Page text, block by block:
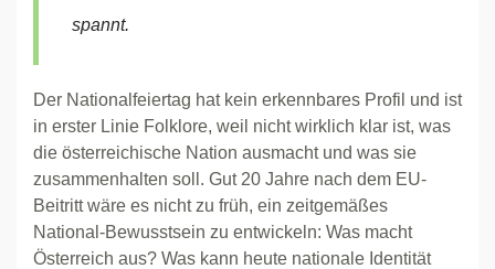
spannt.
Der Nationalfeiertag hat kein erkennbares Profil und ist
in erster Linie Folklore, weil nicht wirklich klar ist, was
die österreichische Nation ausmacht und was sie
zusammenhalten soll. Gut 20 Jahre nach dem EU-
Beitritt wäre es nicht zu früh, ein zeitgemäßes
National-Bewusstsein zu entwickeln: Was macht
Österreich aus? Was kann heute nationale Identität